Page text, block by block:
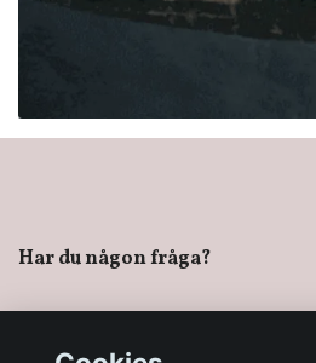
Har du någon fråga?